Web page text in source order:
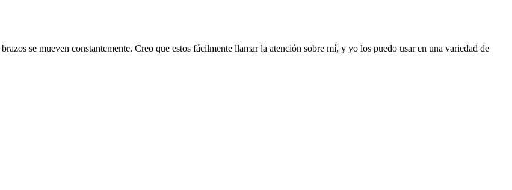
se mueven constantemente. Creo que estos fácilmente llamar la atención sobre mí, y yo los puedo usar en una variedad de